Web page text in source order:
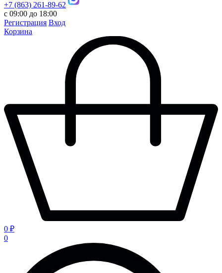
+7 (863) 261-89-62
с 09:00 до 18:00
Регистрация Вход
Корзина
0 ₽
0